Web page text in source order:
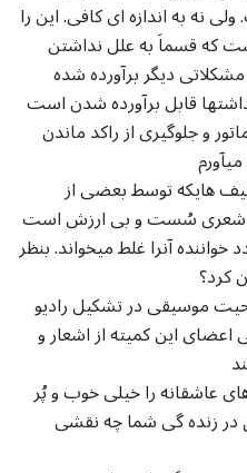
نه به اندازه ای کافی. این را
هست که قسماَ به علل نداشتن
دیگر برآورده شده
قابل برآورده شدن است
و جلوگیری از راکد ماندن
هایکه توسط بعضی از
شعری سُست و بی ارزش است
آنرا غلط میخواند. بنظر
کرد؟
موسیقی در تشکیل رادیو
اعضای این کمیته از اشعار و
عاشقانه را خیلی خوب و پُر
در زنده گی شما چه نقشی